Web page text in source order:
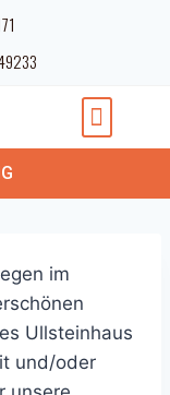
im
Ullsteinhaus
und/oder